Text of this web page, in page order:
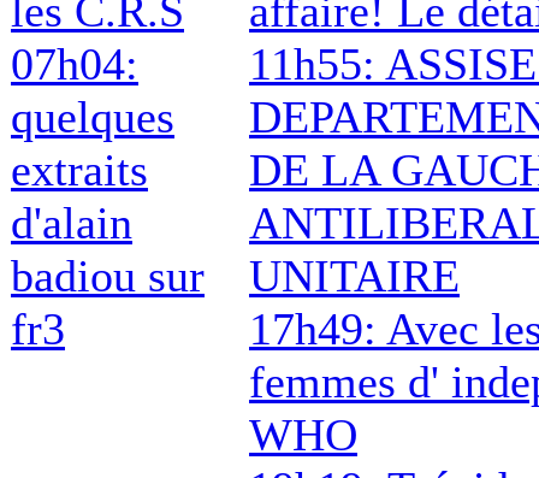
les C.R.S
07h04:
quelques
extraits
d'alain
badiou sur
fr3
affaire! Le
11h55:
DE LA
UNITAIRE
17h49: Avec
femmes d'
WHO